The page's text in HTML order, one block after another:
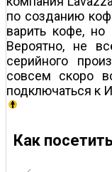
по созданию
варить кофе, но
Вероятно, не
серийного
совсем скоро
подключаться к
Как